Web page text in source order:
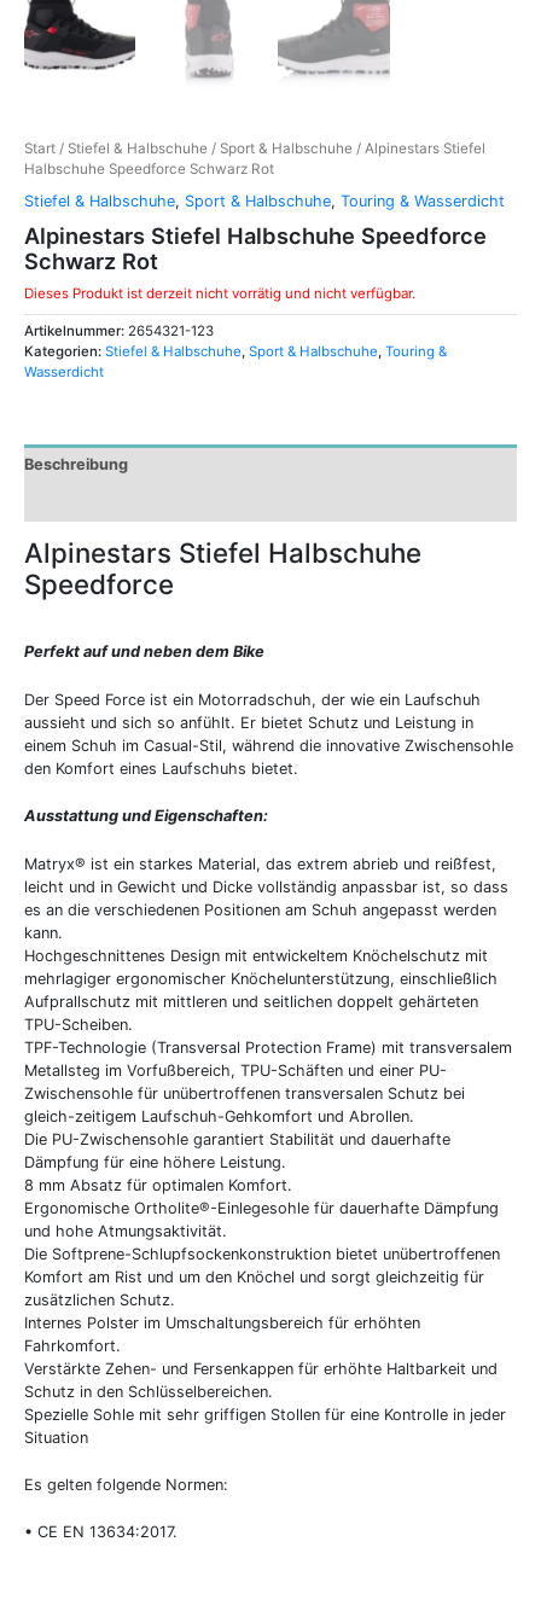
Start / Stiefel & Halbschuhe / Sport & Halbschuhe / Alpinestars Stiefel
Halbschuhe Speedforce Schwarz Rot
Stiefel & Halbschuhe, Sport & Halbschuhe, Touring & Wasserdicht
Alpinestars Stiefel Halbschuhe Speedforce
Schwarz Rot
Dieses Produkt ist derzeit nicht vorrätig und nicht verfügbar.
Artikelnummer: 2654321-123
Kategorien: Stiefel & Halbschuhe, Sport & Halbschuhe, Touring &
Wasserdicht
Beschreibung
Alpinestars Stiefel Halbschuhe
Speedforce
Perfekt auf und neben dem Bike
Der Speed Force ist ein Motorradschuh, der wie ein Laufschuh
aussieht und sich so anfühlt. Er bietet Schutz und Leistung in
einem Schuh im Casual-Stil, während die innovative Zwischensohle
den Komfort eines Laufschuhs bietet.
Ausstattung und Eigenschaften:
Matryx® ist ein starkes Material, das extrem abrieb und reißfest,
leicht und in Gewicht und Dicke vollständig anpassbar ist, so dass
es an die verschiedenen Positionen am Schuh angepasst werden
kann.
Hochgeschnittenes Design mit entwickeltem Knöchelschutz mit
mehrlagiger ergonomischer Knöchelunterstützung, einschließlich
Aufprallschutz mit mittleren und seitlichen doppelt gehärteten
TPU-Scheiben.
TPF-Technologie (Transversal Protection Frame) mit transversalem
Metallsteg im Vorfußbereich, TPU-Schäften und einer PU-
Zwischensohle für unübertroffenen transversalen Schutz bei
gleich-zeitigem Laufschuh-Gehkomfort und Abrollen.
Die PU-Zwischensohle garantiert Stabilität und dauerhafte
Dämpfung für eine höhere Leistung.
8 mm Absatz für optimalen Komfort.
Ergonomische Ortholite®-Einlegesohle für dauerhafte Dämpfung
und hohe Atmungsaktivität.
Die Softprene-Schlupfsockenkonstruktion bietet unübertroffenen
Komfort am Rist und um den Knöchel und sorgt gleichzeitig für
zusätzlichen Schutz.
Internes Polster im Umschaltungsbereich für erhöhten
Fahrkomfort.
Verstärkte Zehen- und Fersenkappen für erhöhte Haltbarkeit und
Schutz in den Schlüsselbereichen.
Spezielle Sohle mit sehr griffigen Stollen für eine Kontrolle in jeder
Situation
Es gelten folgende Normen:
• CE EN 13634:2017.